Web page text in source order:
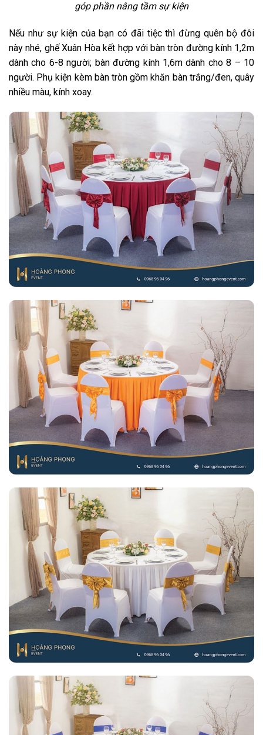
góp phần nâng tầm sự kiện
Nếu như sự kiện của bạn có đãi tiệc thì đừng quên bộ đôi
này nhé, ghế Xuân Hòa kết hợp với bàn tròn đường kính 1,2m
dành cho 6-8 người; bàn đường kính 1,6m dành cho 8 – 10
người. Phụ kiện kèm bàn tròn gồm khăn bàn trắng/đen, quây
nhiều màu, kính xoay.